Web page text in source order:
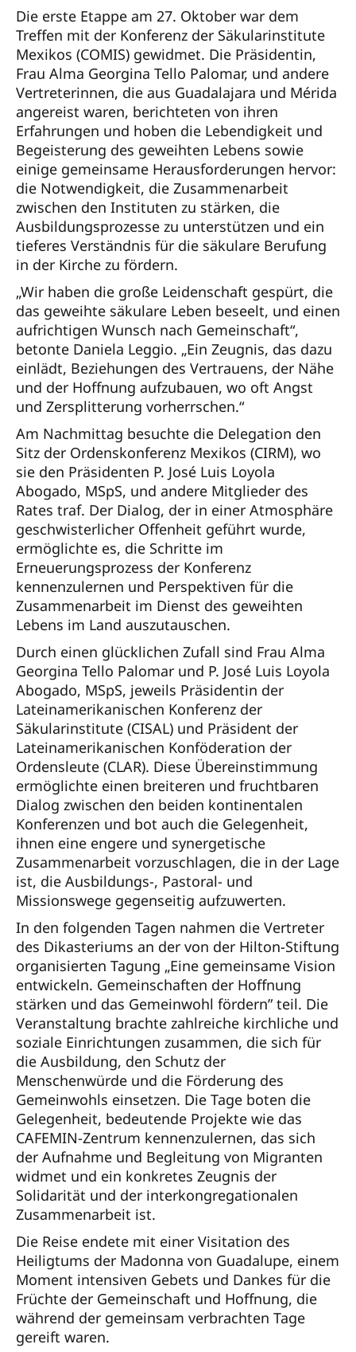
Die erste Etappe am 27. Oktober war dem
Treffen mit der Konferenz der Säkularinstitute
Mexikos (COMIS) gewidmet. Die Präsidentin,
Frau Alma Georgina Tello Palomar, und andere
Vertreterinnen, die aus Guadalajara und Mérida
angereist waren, berichteten von ihren
Erfahrungen und hoben die Lebendigkeit und
Begeisterung des geweihten Lebens sowie
einige gemeinsame Herausforderungen hervor:
die Notwendigkeit, die Zusammenarbeit
zwischen den Instituten zu stärken, die
Ausbildungsprozesse zu unterstützen und ein
tieferes Verständnis für die säkulare Berufung
in der Kirche zu fördern.
„Wir haben die große Leidenschaft gespürt, die
das geweihte säkulare Leben beseelt, und einen
aufrichtigen Wunsch nach Gemeinschaft“,
betonte Daniela Leggio. „Ein Zeugnis, das dazu
einlädt, Beziehungen des Vertrauens, der Nähe
und der Hoffnung aufzubauen, wo oft Angst
und Zersplitterung vorherrschen.“
Am Nachmittag besuchte die Delegation den
Sitz der Ordenskonferenz Mexikos (CIRM), wo
sie den Präsidenten P. José Luis Loyola
Abogado, MSpS, und andere Mitglieder des
Rates traf. Der Dialog, der in einer Atmosphäre
geschwisterlicher Offenheit geführt wurde,
ermöglichte es, die Schritte im
Erneuerungsprozess der Konferenz
kennenzulernen und Perspektiven für die
Zusammenarbeit im Dienst des geweihten
Lebens im Land auszutauschen.
Durch einen glücklichen Zufall sind Frau Alma
Georgina Tello Palomar und P. José Luis Loyola
Abogado, MSpS, jeweils Präsidentin der
Lateinamerikanischen Konferenz der
Säkularinstitute (CISAL) und Präsident der
Lateinamerikanischen Konföderation der
Ordensleute (CLAR). Diese Übereinstimmung
ermöglichte einen breiteren und fruchtbaren
Dialog zwischen den beiden kontinentalen
Konferenzen und bot auch die Gelegenheit,
ihnen eine engere und synergetische
Zusammenarbeit vorzuschlagen, die in der Lage
ist, die Ausbildungs-, Pastoral- und
Missionswege gegenseitig aufzuwerten.
In den folgenden Tagen nahmen die Vertreter
des Dikasteriums an der von der Hilton-Stiftung
organisierten Tagung „Eine gemeinsame Vision
entwickeln. Gemeinschaften der Hoffnung
stärken und das Gemeinwohl fördern” teil. Die
Veranstaltung brachte zahlreiche kirchliche und
soziale Einrichtungen zusammen, die sich für
die Ausbildung, den Schutz der
Menschenwürde und die Förderung des
Gemeinwohls einsetzen. Die Tage boten die
Gelegenheit, bedeutende Projekte wie das
CAFEMIN-Zentrum kennenzulernen, das sich
der Aufnahme und Begleitung von Migranten
widmet und ein konkretes Zeugnis der
Solidarität und der interkongregationalen
Zusammenarbeit ist.
Die Reise endete mit einer Visitation des
Heiligtums der Madonna von Guadalupe, einem
Moment intensiven Gebets und Dankes für die
Früchte der Gemeinschaft und Hoffnung, die
während der gemeinsam verbrachten Tage
gereift waren.